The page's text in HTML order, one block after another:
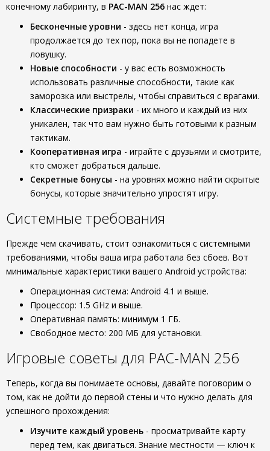
конечному лабиринту, в PAC-MAN 256 нас ждет:
Бесконечные уровни - здесь нет конца, игра
продолжается до тех пор, пока вы не попадете в
ловушку.
Новые способности - у вас есть возможность
использовать различные способности, такие как
заморозка или выстрелы, чтобы справиться с врагами.
Классические призраки - их много и каждый из них
уникален, так что вам нужно быть готовыми к разным
тактикам.
Кооперативная игра - играйте с друзьями и смотрите,
кто сможет добраться дальше.
Секретные бонусы - на уровнях можно найти скрытые
бонусы, которые значительно упростят игру.
Системные требования
Прежде чем скачивать, стоит ознакомиться с системными
требованиями, чтобы ваша игра работала без сбоев. Вот
минимальные характеристики вашего Android устройства:
Операционная система: Android 4.1 и выше.
Процессор: 1.5 GHz и выше.
Оперативная память: минимум 1 ГБ.
Свободное место: 200 МБ для установки.
Игровые советы для PAC-MAN 256
Теперь, когда вы понимаете основы, давайте поговорим о
том, как не дойти до первой стены и что нужно делать для
успешного прохождения:
Изучите каждый уровень - просматривайте карту
перед тем, как двигаться. Знание местности — ключ к